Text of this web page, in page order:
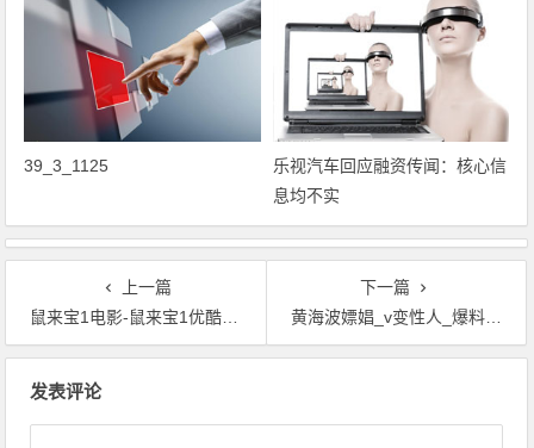
39_3_1125
乐视汽车回应融资传闻：核心信
息均不实
上一篇
鼠来宝1电影-鼠来宝1优酷-金花鼠兄弟
下一篇
黄海波嫖娼_v变性人_爆料接连跟两个_卖淫女x.j
发表评论